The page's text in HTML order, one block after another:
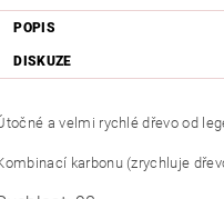
POPIS
DISKUZE
a velmi rychlé dřevo od
karbonu (zrychluje